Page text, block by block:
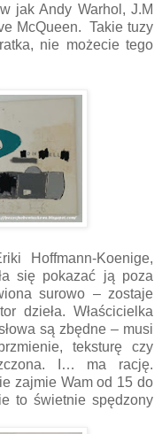
jak Andy Warhol, J.M
McQueen. Takie tuzy
nie możecie tego
Hoffmann-Koenige,
się pokazać ją poza
surowo – zostaje
dzieła. Właścicielka
są zbędne – musi
teksturę czy
I… ma rację.
zajmie Wam od 15 do
to świetnie spędzony